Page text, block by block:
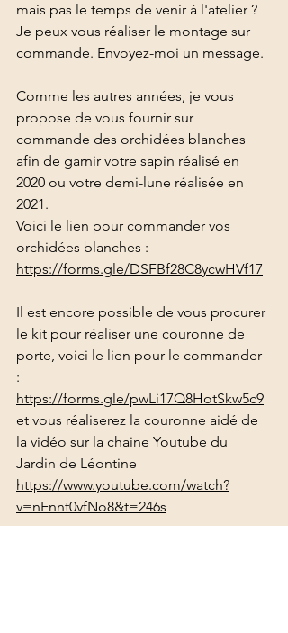
mais pas le temps de venir à l'atelier ?
Je peux vous réaliser le montage sur
commande. Envoyez-moi un message.
Comme les autres années, je vous
propose de vous fournir sur
commande des orchidées blanches
afin de garnir votre sapin réalisé en
2020 ou votre demi-lune réalisée en
2021.
Voici le lien pour commander vos
orchidées blanches :
https://forms.gle/DSFBf28C8ycwHVf17
Il est encore possible de vous procurer
le kit pour réaliser une couronne de
porte, voici le lien pour le commander
:
https://forms.gle/pwLi17Q8HotSkw5c9
et vous réaliserez la couronne aidé de
la vidéo sur la chaine Youtube du
Jardin de Léontine
https://www.youtube.com/watch?
v=nEnnt0vfNo8&t=246s